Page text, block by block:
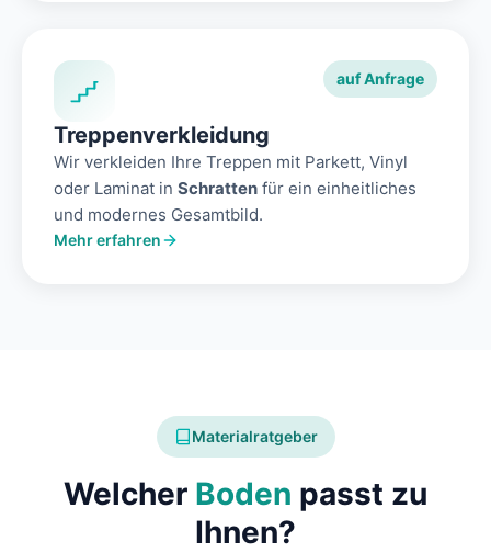
auf Anfrage
Treppenverkleidung
Wir verkleiden Ihre Treppen mit Parkett, Vinyl
oder Laminat in Schratten für ein einheitliches
und modernes Gesamtbild.
Mehr erfahren
Materialratgeber
Welcher Boden passt zu
Ihnen?